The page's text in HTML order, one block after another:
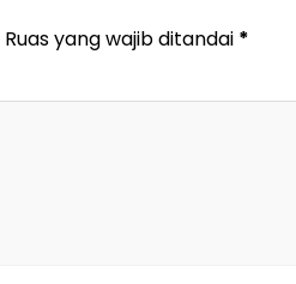
Ruas yang wajib ditandai *